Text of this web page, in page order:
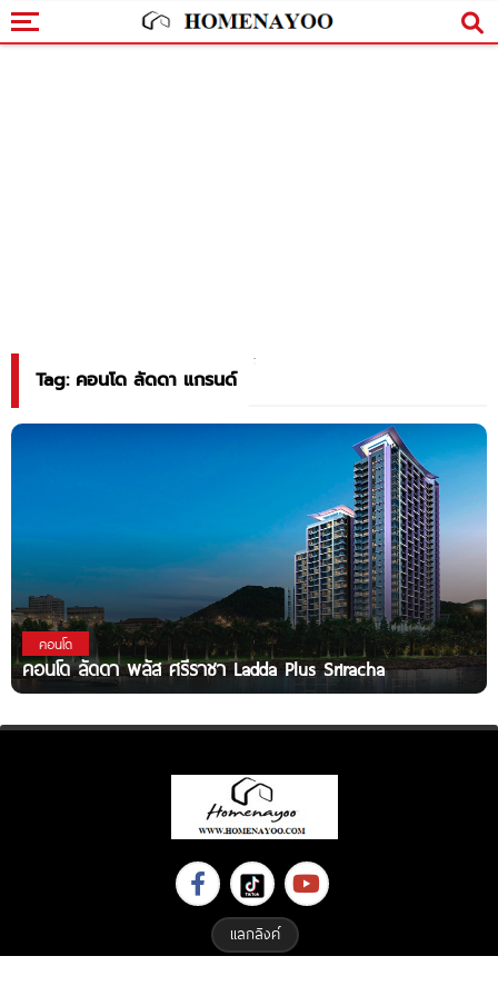
Tag: คอนโด ลัดดา แกรนด์
คอนโด
คอนโด ลัดดา พลัส ศรีราชา Ladda Plus Sriracha
แลกลิงค์